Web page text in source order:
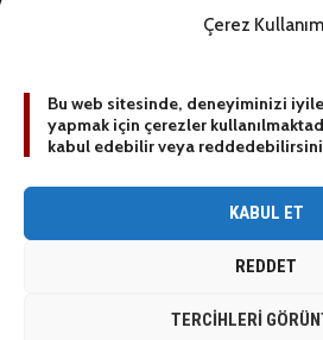
Çerez
Bu web sitesinde, deneyiminizi
yapmak için çerezler
kabul edebilir veya
KABUL ET
REDDET
TERCIHLERI
İnşaat Ürünleri
BİZE
[contact-form-7 id=”1887″